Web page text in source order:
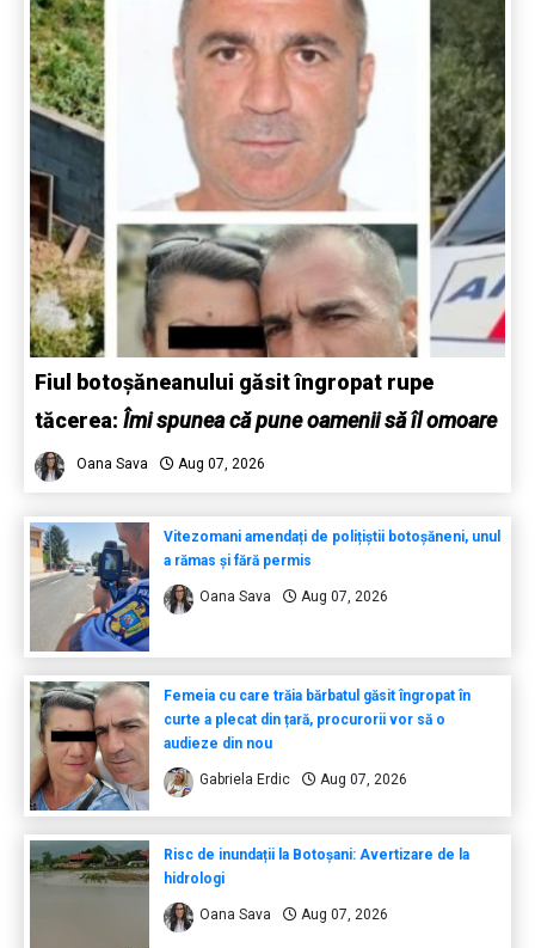
Fiul botoșăneanului găsit îngropat rupe
tăcerea: Îmi spunea că pune oamenii să îl omoare
Oana Sava Aug 07, 2026
Vitezomani amendați de polițiștii botoșăneni, unul
a rămas și fără permis
Oana Sava Aug 07, 2026
Femeia cu care trăia bărbatul găsit îngropat în
curte a plecat din țară, procurorii vor să o
audieze din nou
Gabriela Erdic Aug 07, 2026
Risc de inundații la Botoșani: Avertizare de la
hidrologi
Oana Sava Aug 07, 2026